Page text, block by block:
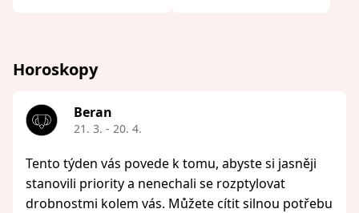
Horoskopy
Beran
21. 3. - 20. 4.
Tento týden vás povede k tomu, abyste si jasněji
stanovili priority a nenechali se rozptylovat
drobnostmi kolem vás. Můžete cítit silnou potřebu